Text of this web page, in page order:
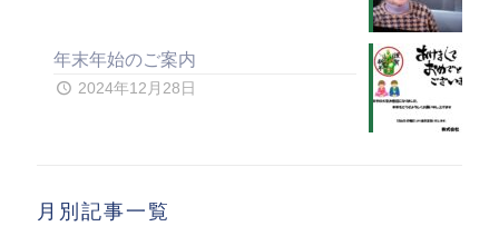
年末年始のご案内
2024年12月28日
月別記事一覧